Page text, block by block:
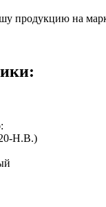
продукцию на
Н.В.)